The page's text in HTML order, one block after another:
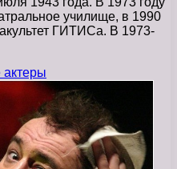
училище, в 1990
ГИТИСа. В 1973-
актеры